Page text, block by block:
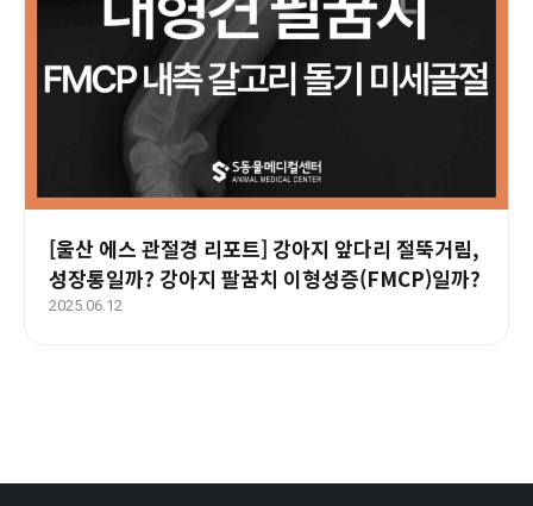
[울산 에스 관절경 리포트] 강아지 앞다리 절뚝거림,
성장통일까? 강아지 팔꿈치 이형성증(FMCP)일까?
2025.06.12